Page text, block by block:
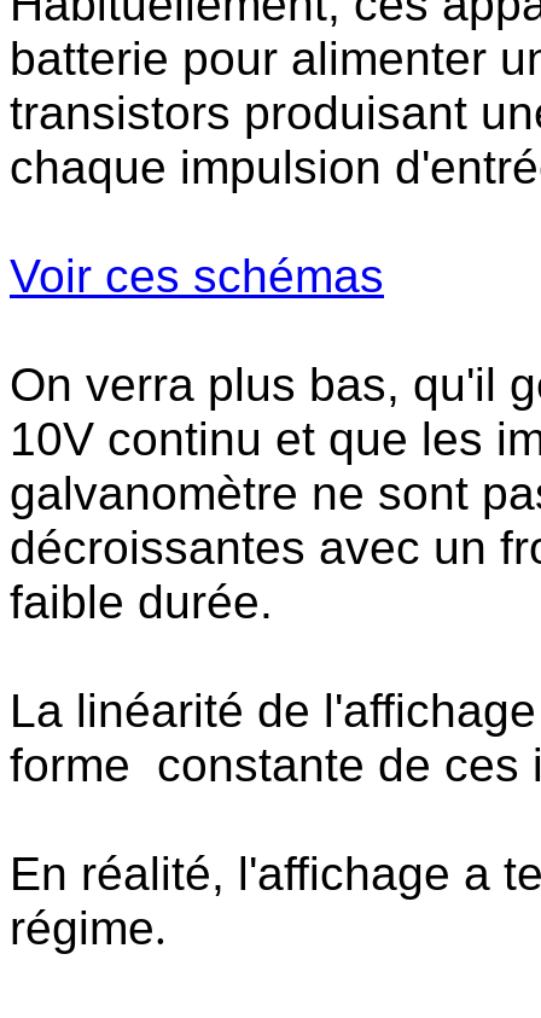
batterie pour alimenter
transistors produisant
chaque impulsion
Voir ces schémas
On verra plus bas, qu'il
10V continu et que les
galvanomètre ne sont
décroissantes avec un
faible durée.
La linéarité de
forme constante de ces
En réalité, l'affichage a
régime.